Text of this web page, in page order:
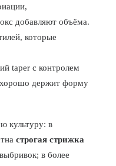
добавляют объёма.
которые
taper с контролем
держит форму
культуру: в
строгая стрижка
в более